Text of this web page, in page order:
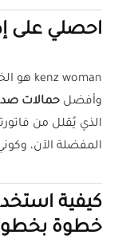
احصلي على
kenz woman هو الخيار الأمثل للحصول على
وأفضل حمالات
الذي يُقلل من
المفضلة الآن،
خطوة